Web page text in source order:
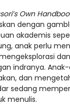
Own
dengan
akademis
anak perlu
indranya.
dan
sedang
menulis.